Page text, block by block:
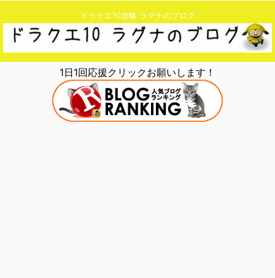
ドラクエ10攻略 ラグナのブログ
1日1回応援クリックお願いします！